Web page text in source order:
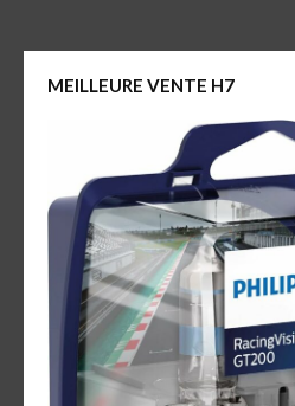
MEILLEURE VENTE H7